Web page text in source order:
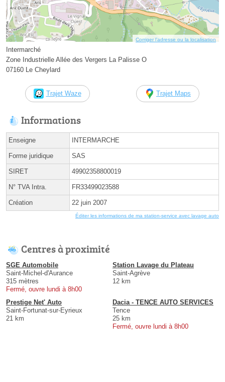
Corriger l’adresse ou la localisation
Intermarché
Zone Industrielle Allée des Vergers La Palisse O
07160 Le Cheylard
Trajet Waze Trajet Maps
Informations
Enseigne INTERMARCHE
Forme juridique SAS
SIRET 49902358800019
N° TVA Intra. FR33499023588
Création 22 juin 2007
Éditer les informations de ma station-service avec lavage auto
Centres à proximité
SGE Automobile
Saint-Michel-d'Aurance
315 mètres
Fermé, ouvre lundi à 8h00
Station Lavage du Plateau
Saint-Agrève
12 km
Prestige Net' Auto
Saint-Fortunat-sur-Eyrieux
21 km
Dacia - TENCE AUTO SERVICES
Tence
25 km
Fermé, ouvre lundi à 8h00